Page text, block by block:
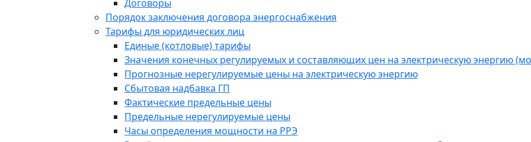
Договоры
Порядок заключения договора энергоснабжения
Тарифы для юридических лиц
Единые (котловые) тарифы
Значения конечных регулируемых и составляющих цен на электрическую энергию
Прогнозные нерегулируемые цены на электрическую энергию
Сбытовая надбавка ГП
Фактические предельные цены
Предельные нерегулируемые цены
Часы определения мощности на РРЭ